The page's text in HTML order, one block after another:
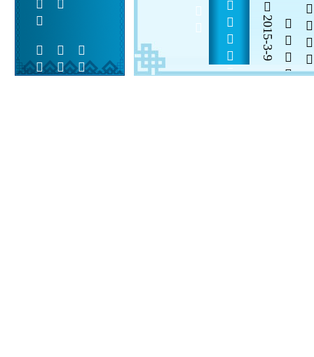
 
2015-3-9